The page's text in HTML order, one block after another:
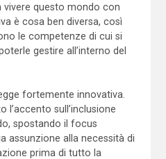
questo mondo con
è cosa ben diversa, così
le competenze di cui si
gestire all’interno del
fortemente innovativa.
l’accento sull’inclusione
spostando il focus
assunzione alla necessità di
prima di tutto la